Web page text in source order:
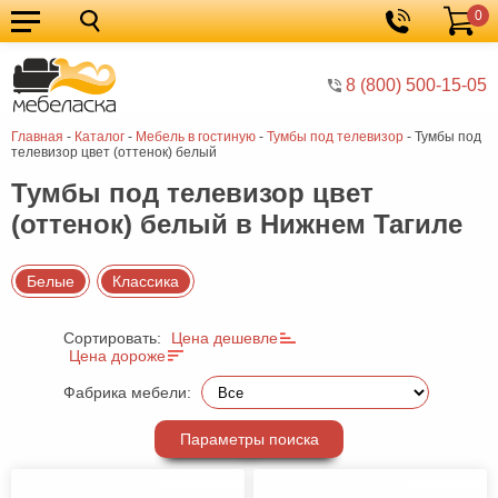
8 (800) 500-15-05
Корзина
0
Главная - Каталог - Мебель в гостиную - Тумбы под телевизор - Тумбы под
телевизор цвет (оттенок) белый
Кухонные
гарнитуры
Мебель
для
кухни
Мебель
для
спальни
Кровати
Шкафы
Диваны
Мягкая
мебель
Детская
мебель
Мебель
Тумбы под телевизор цвет
(оттенок) белый в Нижнем Тагиле
Белые Классика
Сортировать:
Цена дешевле
Цена дороже
Фабрика мебели:
Параметры поиска